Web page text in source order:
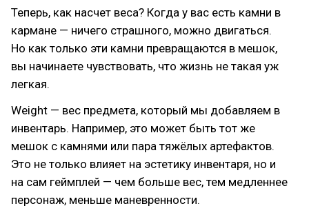
Теперь, как насчет веса? Когда у вас есть камни в
кармане — ничего страшного, можно двигаться.
Но как только эти камни превращаются в мешок,
вы начинаете чувствовать, что жизнь не такая уж
легкая.
Weight — вес предмета, который мы добавляем в
инвентарь. Например, это может быть тот же
мешок с камнями или пара тяжёлых артефактов.
Это не только влияет на эстетику инвентаря, но и
на сам геймплей — чем больше вес, тем медленнее
персонаж, меньше маневренности.